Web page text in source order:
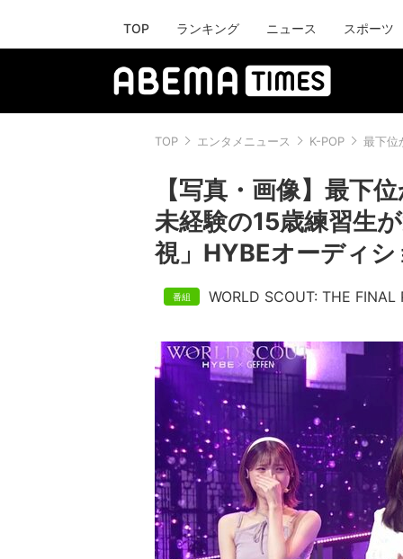
TOP ランキング ニュース スポーツ
TOP エンタメニュース K-POP 最下位
【写真・画像】最下
未経験の15歳練習生
視」HYBEオーディ
WORLD SCOUT: THE FINAL